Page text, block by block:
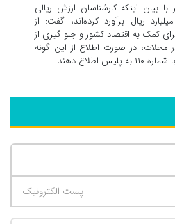
بیان اینکه کارشناسان ارزش ریالی
کشف شده را ۶۵ میلیارد ریال برآورد کرده‌اند، گفت: از
کمک به اقتصاد کشور و جلو گیری از
در صورت اطلاع از این گونه
دهند.